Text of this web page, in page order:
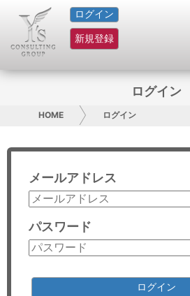
ログイン
新規登録
HOME
サービス紹介
グループ概要
採用情報
お問い合わせ
コンサルティング
リサーチ
ログイン
HOME ログイン
メールアドレス
パスワード
ログイン